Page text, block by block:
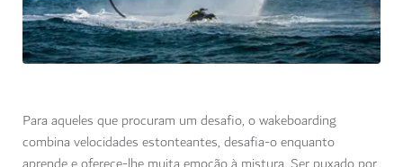
Para aqueles que procuram um desafio, o wakeboarding
combina velocidades estonteantes, desafia-o enquanto